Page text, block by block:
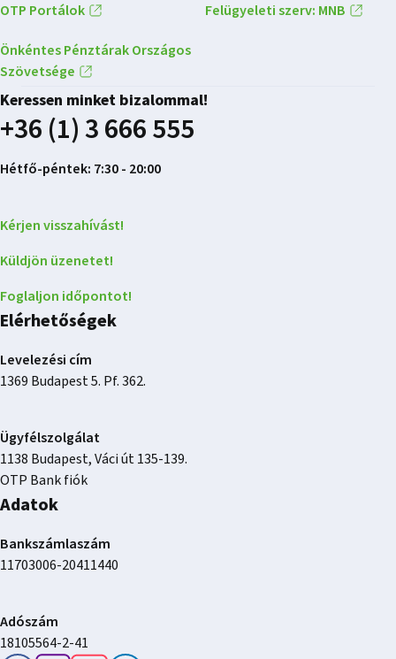
OTP Portálok
Önkéntes Pénztárak Országos
Szövetsége
Felügyeleti szerv: MNB
Keressen minket bizalommal!
+36 (1) 3 666 555
Hétfő-péntek: 7:30 - 20:00
Kérjen visszahívást!
Küldjön üzenetet!
Foglaljon időpontot!
Elérhetőségek
Levelezési cím
1369 Budapest 5. Pf. 362.
Ügyfélszolgálat
1138 Budapest, Váci út 135-139.
OTP Bank fiók
Adatok
Bankszámlaszám
11703006-20411440
Adószám
18105564-2-41